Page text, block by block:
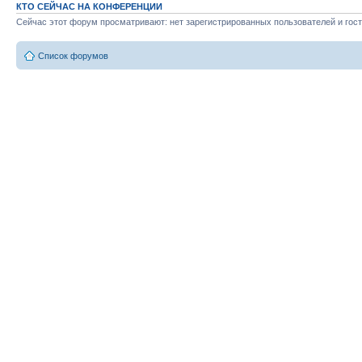
КТО СЕЙЧАС НА КОНФЕРЕНЦИИ
Сейчас этот форум просматривают: нет зарегистрированных пользователей и
Список форумов